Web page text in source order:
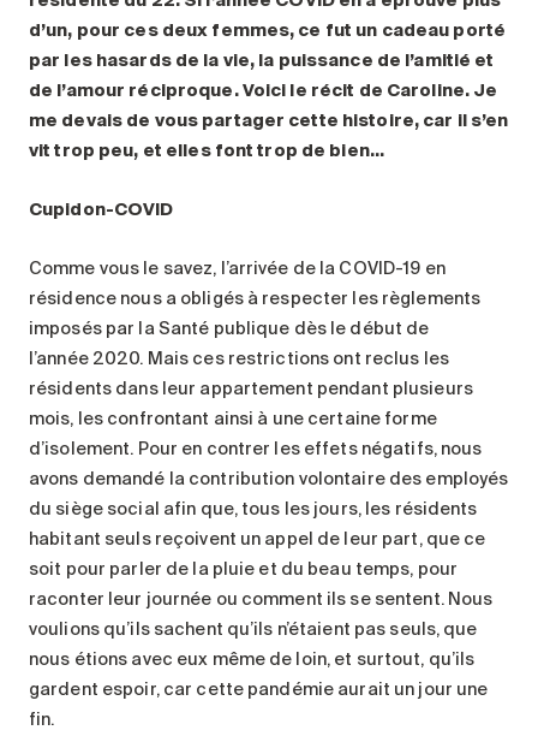
FAQ
d’un, pour ces deux femmes, ce fut un cadeau porté
par les hasards de la vie, la puissance de l’amitié et
de l’amour réciproque. Voici le récit de Caroline. Je
me devais de vous partager cette histoire, car il s’en
vit trop peu, et elles font trop de bien…
Cupidon-COVID
Comme vous le savez, l’arrivée de la COVID-19 en
résidence nous a obligés à respecter les règlements
imposés par la Santé publique dès le début de
l’année 2020. Mais ces restrictions ont reclus les
résidents dans leur appartement pendant plusieurs
mois, les confrontant ainsi à une certaine forme
d’isolement. Pour en contrer les effets négatifs, nous
avons demandé la contribution volontaire des employés
du siège social afin que, tous les jours, les résidents
habitant seuls reçoivent un appel de leur part, que ce
soit pour parler de la pluie et du beau temps, pour
raconter leur journée ou comment ils se sentent. Nous
voulions qu’ils sachent qu’ils n’étaient pas seuls, que
nous étions avec eux même de loin, et surtout, qu’ils
gardent espoir, car cette pandémie aurait un jour une
fin.